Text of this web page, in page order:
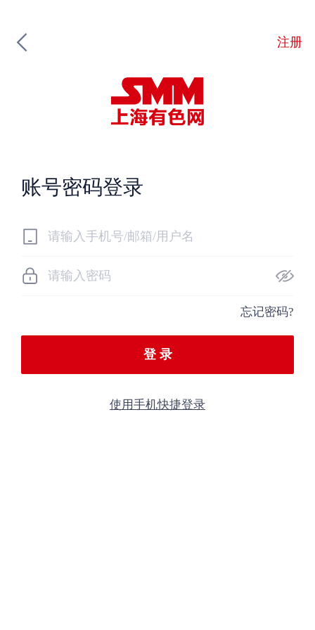
注册
账号密码登录
忘记密码?
登 录
使用手机快捷登录